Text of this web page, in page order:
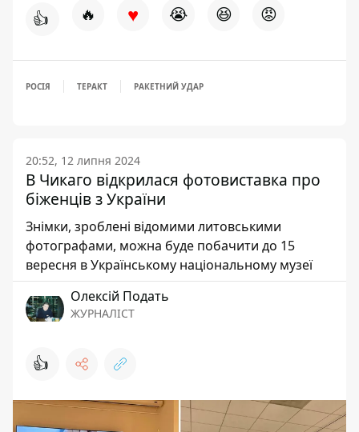
👍 🔥 ♥ 😭 😆 😡
РОСІЯ ТЕРАКТ РАКЕТНИЙ УДАР
20:52, 12 липня 2024
В Чикаго відкрилася фотовиставка про
біженців з України
Знімки, зроблені відомими литовськими
фотографами, можна буде побачити до 15
вересня в Українському національному музеї
Олексій Подать
ЖУРНАЛІСТ
👍